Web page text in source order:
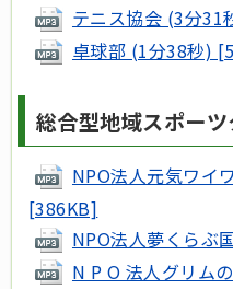
テニス協会 (3分31
卓球部 (1分38秒)
総合型地域スポー
NPO法人元気ワイ
[386KB]
NPO法人夢くらぶ
N P O 法人グリム